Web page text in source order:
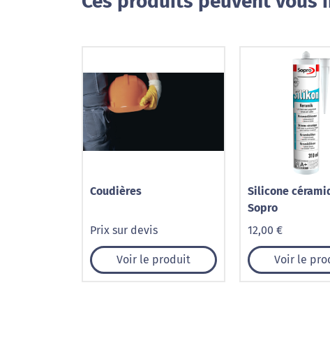
Coudières
Prix sur devis
Voir le produit
Silicone
Sopro
12,00 €
Voir le